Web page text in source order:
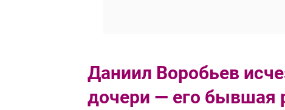
Даниил Воробьев
дочери — его бывшая